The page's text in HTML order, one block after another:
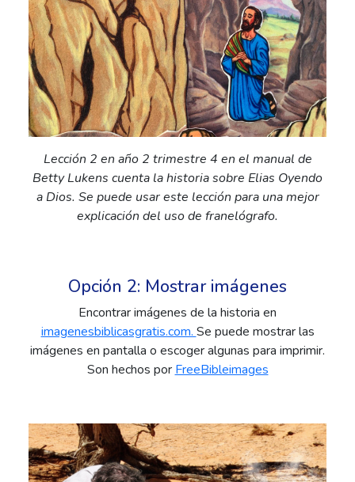
Lección 2 en año 2 trimestre 4 en el manual de
Betty Lukens cuenta la historia sobre Elias Oyendo
a Dios. Se puede usar este lección para una mejor
explicación del uso de franelógrafo.
Opción 2: Mostrar imágenes
Encontrar imágenes de la historia en
imagenesbiblicasgratis.com. Se puede mostrar las
imágenes en pantalla o escoger algunas para imprimir.
Son hechos por FreeBibleimages